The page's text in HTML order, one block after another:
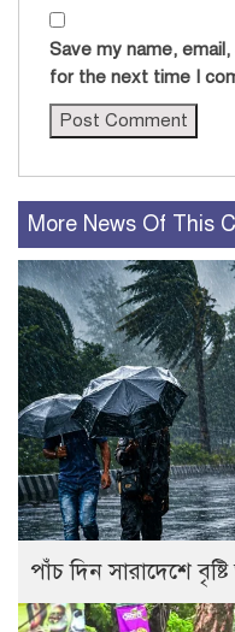
Save my name,
for the next time I
More News Of This
পাঁচ দিন সারাদেশে